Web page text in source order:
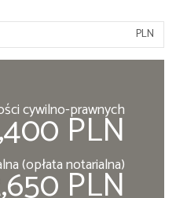
PLN
cywilno-prawnych
PLN
(opłata notarialna)
PLN